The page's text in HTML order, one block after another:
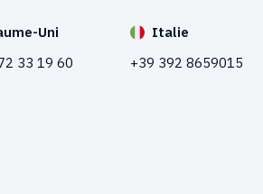
Uni
33 19 60
Italie
+39 392 8659015